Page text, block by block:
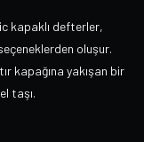
kapaklı defterler,
oluşur.
kapağına yakışan bir
taşı.